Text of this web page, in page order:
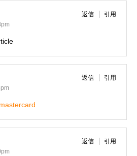
返信 引用
返信 引用
返信 引用